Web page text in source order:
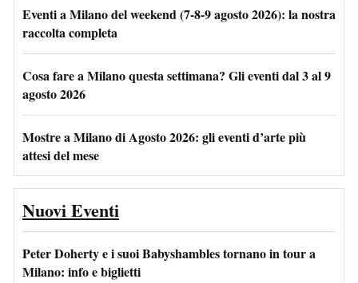
Eventi a Milano del weekend (7-8-9 agosto 2026): la nostra
raccolta completa
Cosa fare a Milano questa settimana? Gli eventi dal 3 al 9
agosto 2026
Mostre a Milano di Agosto 2026: gli eventi d’arte più
attesi del mese
Nuovi Eventi
Peter Doherty e i suoi Babyshambles tornano in tour a
Milano: info e biglietti